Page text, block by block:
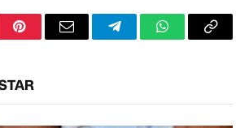
PinterestCorreoTelegramWhatsApp